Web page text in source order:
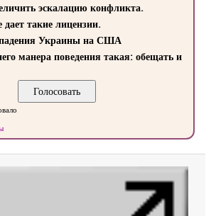
эскалацию конфликта.
такие лицензии.
Украины на США
манера поведения такая: обещать и